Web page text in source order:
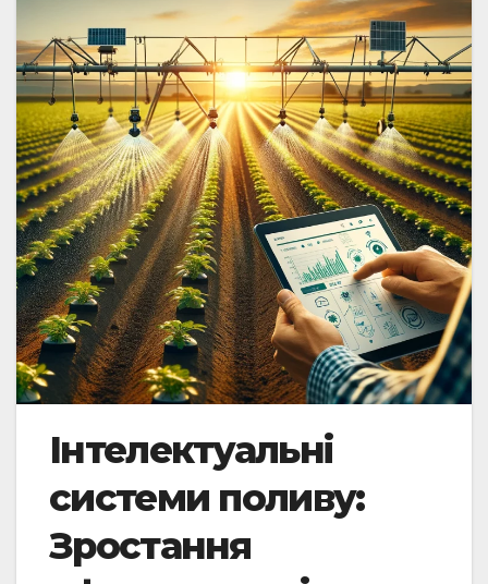
Інтелектуальні
системи поливу:
Зростання